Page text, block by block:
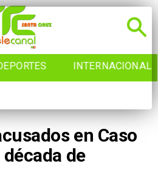
INICIO
en Caso
de